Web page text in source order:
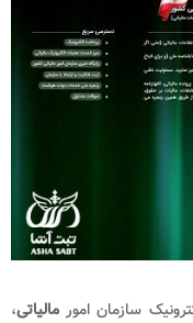
سازمان امور مالیاتی،